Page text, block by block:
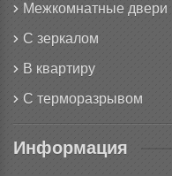
Межкомнатные двери
С зеркалом
В квартиру
С терморазрывом
Информация